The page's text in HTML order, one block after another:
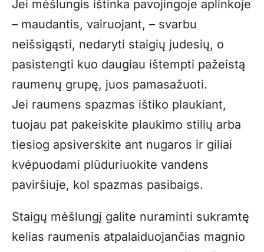
Jei mėšlungis ištinka pavojingoje aplinkoje
– maudantis, vairuojant, – svarbu
neišsigąsti, nedaryti staigių judesių, o
pasistengti kuo daugiau ištempti pažeistą
raumenų grupę, juos pamasažuoti.
Jei raumens spazmas ištiko plaukiant,
tuojau pat pakeiskite plaukimo stilių arba
tiesiog apsiverskite ant nugaros ir giliai
kvėpuodami plūduriuokite vandens
paviršiuje, kol spazmas pasibaigs.
Staigų mėšlungį galite nuraminti sukramtę
kelias raumenis atpalaiduojančias magnio